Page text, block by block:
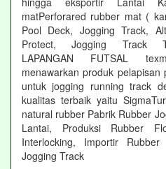
matPerforared rubber mat (
Pool Deck, Jogging Track,
Protect, Jogging Track
LAPANGAN FUTSAL
menawarkan produk
untuk jogging running track
kualitas terbaik yaitu
natural rubber Pabrik Rubber
Lantai, Produksi Rubber
Interlocking, Importir
Jogging Track